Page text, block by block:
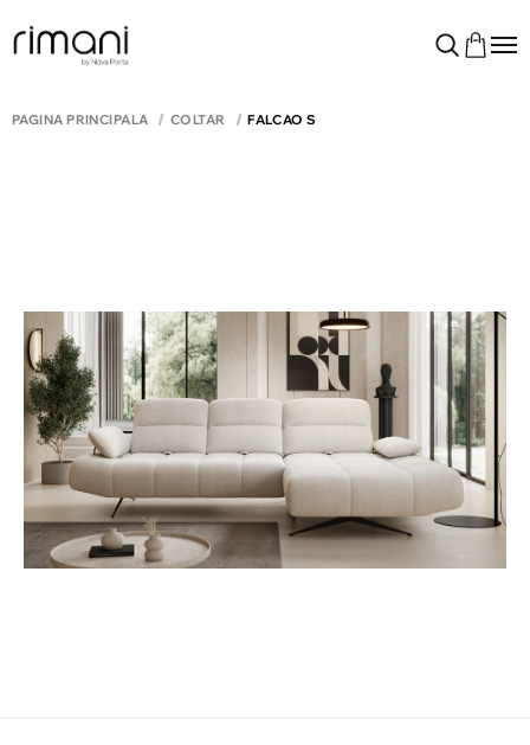
PAGINA PRINCIPALĂ COLTAR FALCAO S